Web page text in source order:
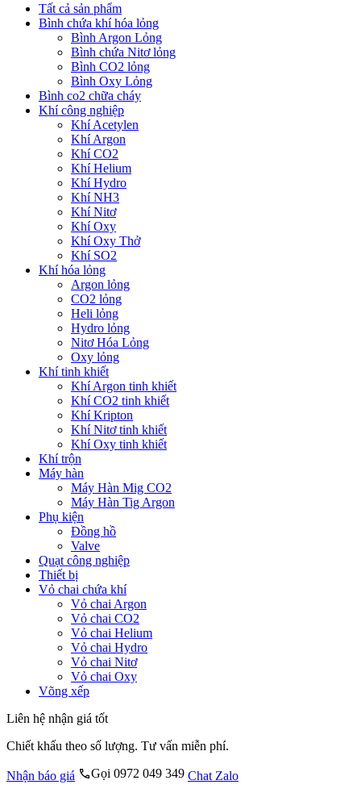
Tất cả sản phẩm
Bình chứa khí hóa lỏng
Bình Argon Lỏng
Bình chứa Nitơ lỏng
Bình CO2 lỏng
Bình Oxy Lỏng
Bình co2 chữa cháy
Khí công nghiệp
Khí Acetylen
Khí Argon
Khí CO2
Khí Helium
Khí Hydro
Khí NH3
Khí Nitơ
Khí Oxy
Khí Oxy Thở
Khí SO2
Khí hóa lỏng
Argon lỏng
CO2 lỏng
Heli lỏng
Hydro lỏng
Nitơ Hóa Lỏng
Oxy lỏng
Khí tinh khiết
Khí Argon tinh khiết
Khí CO2 tinh khiết
Khí Kripton
Khí Nitơ tinh khiết
Khí Oxy tinh khiết
Khí trộn
Máy hàn
Máy Hàn Mig CO2
Máy Hàn Tig Argon
Phụ kiện
Đồng hồ
Valve
Quạt công nghiệp
Thiết bị
Vỏ chai chứa khí
Vỏ chai Argon
Vỏ chai CO2
Vỏ chai Helium
Vỏ chai Hydro
Vỏ chai Nitơ
Vỏ chai Oxy
Võng xếp
Liên hệ nhận giá tốt
Chiết khấu theo số lượng. Tư vấn miễn phí.
Nhận báo giá Gọi 0972 049 349 Chat Zalo